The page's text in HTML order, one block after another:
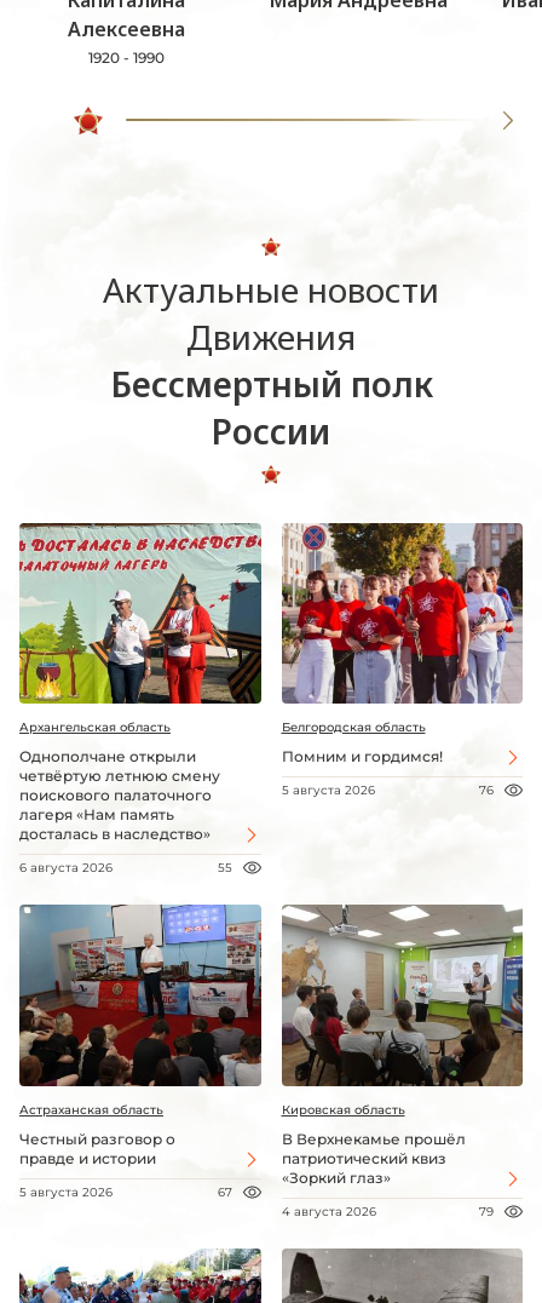
Алексеевна
1920 - 1990
Актуальные новости
Движения
Бессмертный полк
России
Архангельская область
Однополчане открыли
четвёртую летнюю смену
поискового палаточного
лагеря «Нам память
досталась в наследство»
6 августа 2026 55
Белгородская область
Помним и гордимся!
5 августа 2026 76
Астраханская область
Честный разговор о
правде и истории
5 августа 2026 67
Кировская область
В Верхнекамье прошёл
патриотический квиз
«Зоркий глаз»
4 августа 2026 79